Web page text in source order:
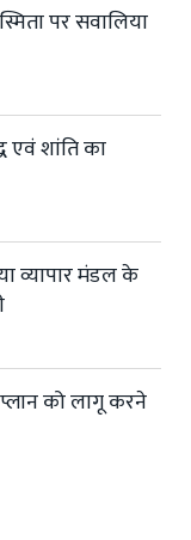
पर सवालिया
शांति का
मंडल के
को लागू करने